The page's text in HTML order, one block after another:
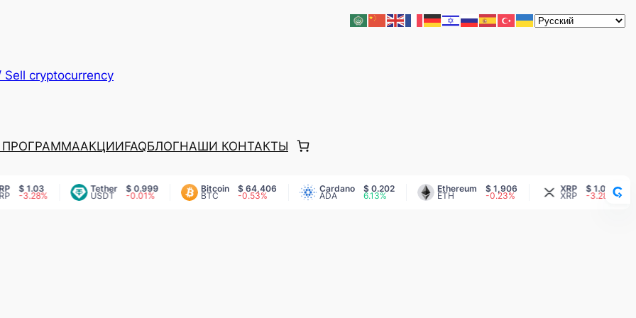
Sell cryptocurrency
ПРОГРАММААКЦИИFAQБЛОГНАШИ КОНТАКТЫ
$ 1.03
-3.28%
Tether
USDT
$ 0.999
-0.01%
Bitcoin
BTC
$ 64,406
-0.53%
Cardano
ADA
$ 0.202
6.13%
Ethereum
ETH
$ 1,906
-0.23%
XRP
XRP
$ 1.03
-3.28%